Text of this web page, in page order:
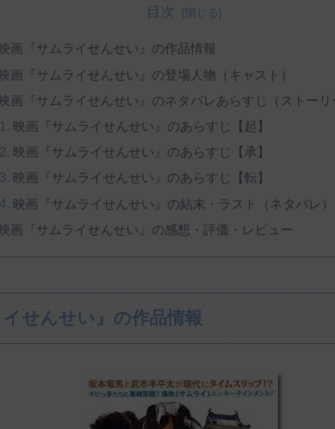
目次
画『サムライせんせい』の作品情報
画『サムライせんせい』の登場人物（キャスト）
画『サムライせんせい』のネタバレあらすじ（ストーリ
映画『サムライせんせい』のあらすじ【起】
映画『サムライせんせい』のあらすじ【承】
映画『サムライせんせい』のあらすじ【転】
映画『サムライせんせい』の結末・ラスト（ネタバレ）
画『サムライせんせい』の感想・評価・レビュー
せんせい』の作品情報